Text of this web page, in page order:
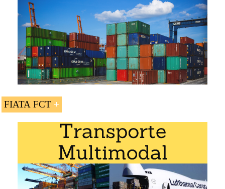
Cursos de logística internacional: Transporte marítimo
multimodal
transporte internacional,Transporte en
África.
Diplomado de Especialización en Transporte
Internacional
FIATA FCT
Nombre en inglés: Forwarders Certificate of
Transport (FIATA FCT)
El transitario solo es responsable de los servicios
de expedición necesarios para la entrega de las
mercancías